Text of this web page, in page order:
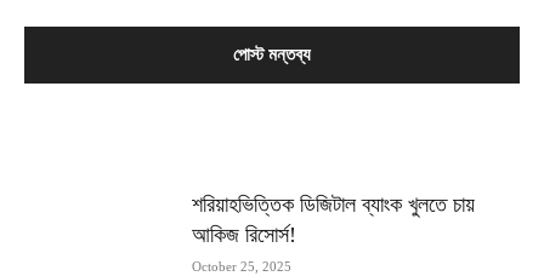
শরিয়াহভিত্তিক ডিজিটাল ব্যাংক খুলতে চায়
আকিজ রিসোর্স!
October 25, 2025